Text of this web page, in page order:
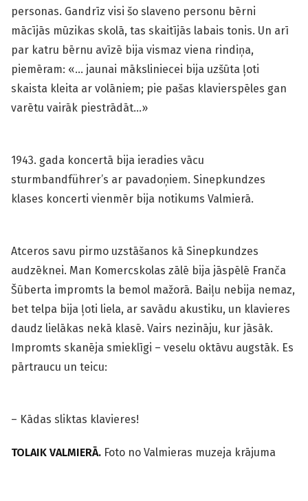
personas. Gandrīz visi šo slaveno personu bērni
mācījās mūzikas skolā, tas skaitījās labais tonis. Un arī
par katru bērnu avīzē bija vismaz viena rindiņa,
piemēram: «… jaunai māksliniecei bija uzšūta ļoti
skaista kleita ar volāniem; pie pašas klavierspēles gan
varētu vairāk piestrādāt…»
1943. gada koncertā bija ieradies vācu
sturmbandführer’s ar pavadoņiem. Sinepkundzes
klases koncerti vienmēr bija notikums Valmierā.
Atceros savu pirmo uzstāšanos kā Sinepkundzes
audzēknei. Man Komercskolas zālē bija jāspēlē Franča
Šūberta impromts la bemol mažorā. Baiļu nebija nemaz,
bet telpa bija ļoti liela, ar savādu akustiku, un klavieres
daudz lielākas nekā klasē. Vairs nezināju, kur jāsāk.
Impromts skanēja smieklīgi – veselu oktāvu augstāk. Es
pārtraucu un teicu:
– Kādas sliktas klavieres!
TOLAIK VALMIERĀ. Foto no Valmieras muzeja krājuma